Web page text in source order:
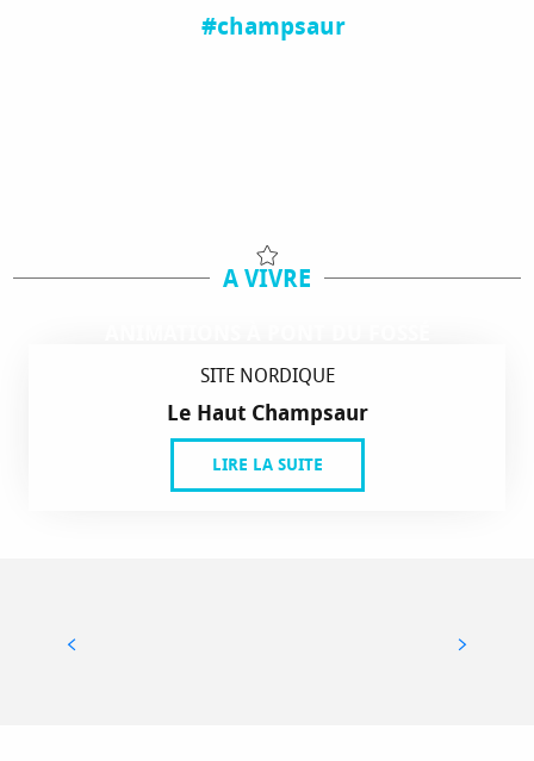
#champsaur
A VIVRE
SITE NORDIQUE
Le Haut Champsaur
LIRE LA SUITE